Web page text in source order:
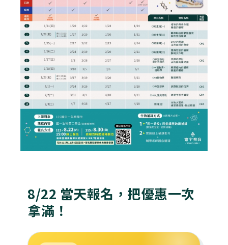
8/22 當天報名，把優惠一次
拿滿！